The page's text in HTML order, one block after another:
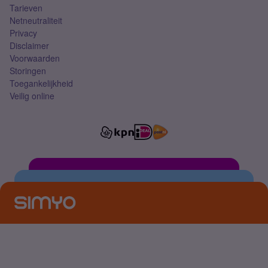
Tarieven
Netneutraliteit
Privacy
Disclaimer
Voorwaarden
Storingen
Toegankelijkheid
Veilig online